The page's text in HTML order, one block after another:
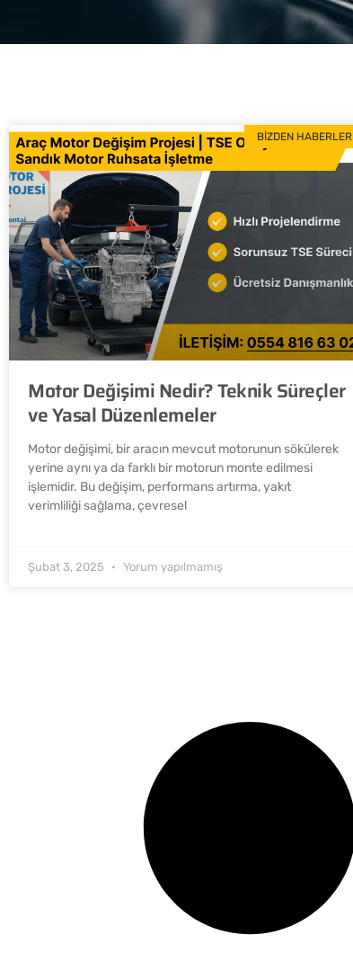
BIZDEN HABERLER
Motor Değişimi Nedir? Teknik Süreçler
ve Yasal Düzenlemeler
Motor değişimi, bir aracın mevcut motorunun sökülerek
yerine aynı ya da farklı bir motorun monte edilmesi
işlemidir. Bu değişim, performans artırma, yakıt
verimliliği sağlama, çevresel
Şubat 3, 2025 Yorum yapılmamış